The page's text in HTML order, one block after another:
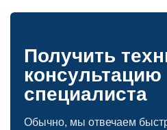
Получить
консультацию
специалиста
Обычно, мы отвечаем